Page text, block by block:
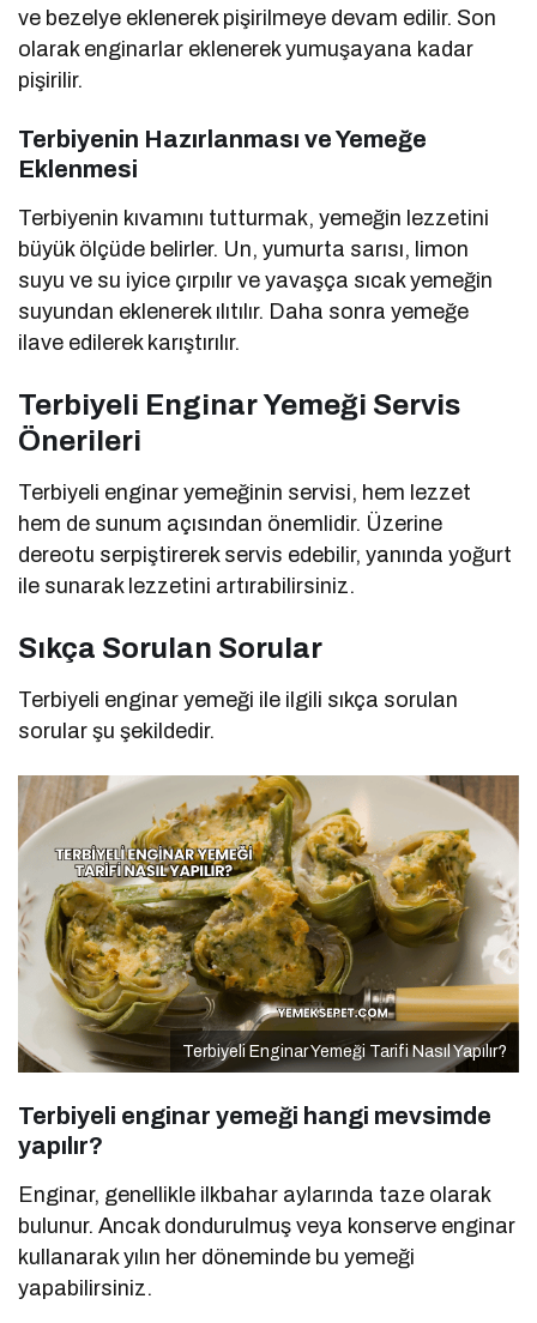
ve bezelye eklenerek pişirilmeye devam edilir. Son
olarak enginarlar eklenerek yumuşayana kadar
pişirilir.
Terbiyenin Hazırlanması ve Yemeğe
Eklenmesi
Terbiyenin kıvamını tutturmak, yemeğin lezzetini
büyük ölçüde belirler. Un, yumurta sarısı, limon
suyu ve su iyice çırpılır ve yavaşça sıcak yemeğin
suyundan eklenerek ılıtılır. Daha sonra yemeğe
ilave edilerek karıştırılır.
Terbiyeli Enginar Yemeği Servis
Önerileri
Terbiyeli enginar yemeğinin servisi, hem lezzet
hem de sunum açısından önemlidir. Üzerine
dereotu serpiştirerek servis edebilir, yanında yoğurt
ile sunarak lezzetini artırabilirsiniz.
Sıkça Sorulan Sorular
Terbiyeli enginar yemeği ile ilgili sıkça sorulan
sorular şu şekildedir.
Terbiyeli Enginar Yemeği Tarifi Nasıl Yapılır?
Terbiyeli enginar yemeği hangi mevsimde
yapılır?
Enginar, genellikle ilkbahar aylarında taze olarak
bulunur. Ancak dondurulmuş veya konserve enginar
kullanarak yılın her döneminde bu yemeği
yapabilirsiniz.